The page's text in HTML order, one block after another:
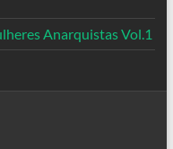
Anarquistas Vol.1